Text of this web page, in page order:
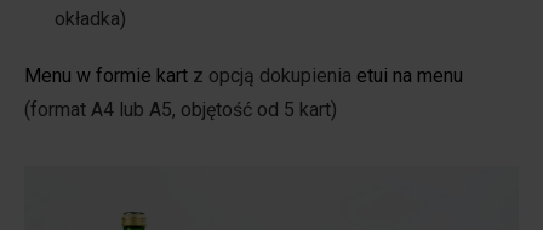
okładka)
Menu w formie kart z opcją dokupienia etui na menu
(format A4 lub A5, objętość od 5 kart)